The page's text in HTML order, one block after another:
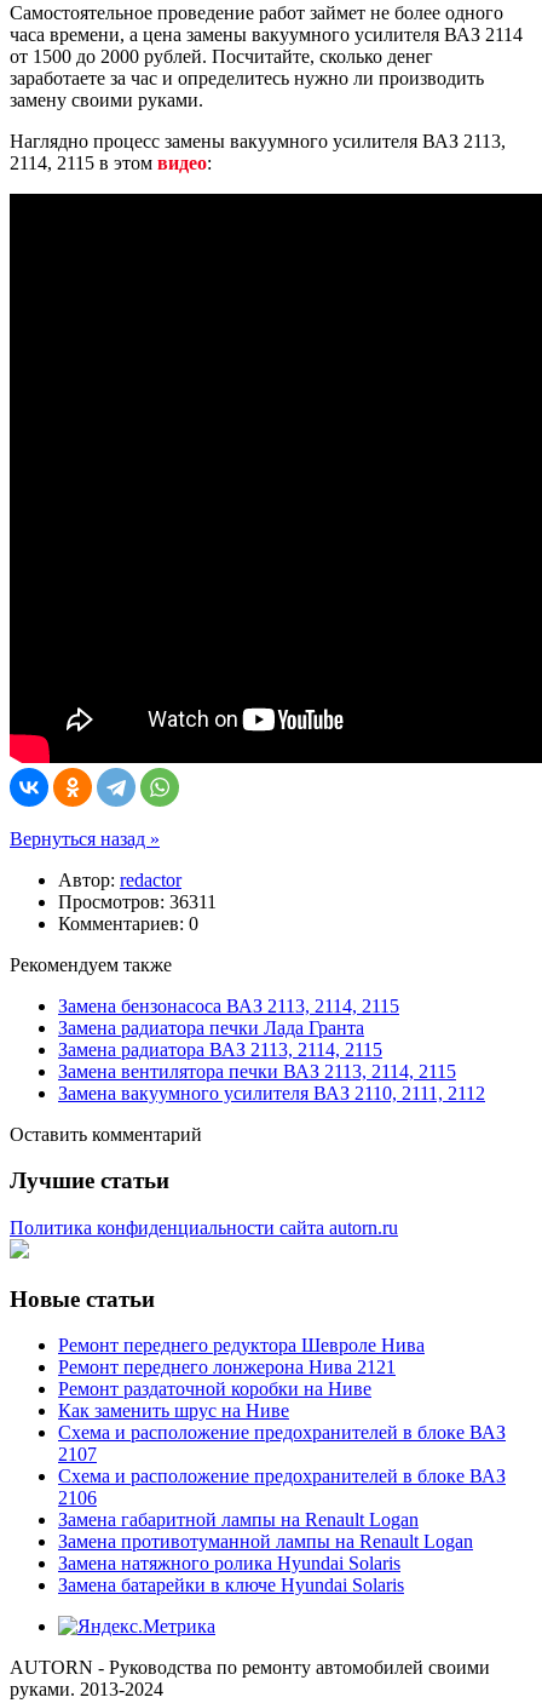
Самостоятельное проведение работ займет не более одного
часа времени, а цена замены вакуумного усилителя ВАЗ 2114
от 1500 до 2000 рублей. Посчитайте, сколько денег
заработаете за час и определитесь нужно ли производить
замену своими руками.
Наглядно процесс замены вакуумного усилителя ВАЗ 2113,
2114, 2115 в этом видео:
Вернуться назад »
Автор: redactor
Просмотров: 36311
Комментариев: 0
Рекомендуем также
Замена бензонасоса ВАЗ 2113, 2114, 2115
Замена радиатора печки Лада Гранта
Замена радиатора ВАЗ 2113, 2114, 2115
Замена вентилятора печки ВАЗ 2113, 2114, 2115
Замена вакуумного усилителя ВАЗ 2110, 2111, 2112
Оставить комментарий
Лучшие статьи
Политика конфиденциальности сайта autorn.ru
Новые статьи
Ремонт переднего редуктора Шевроле Нива
Ремонт переднего лонжерона Нива 2121
Ремонт раздаточной коробки на Ниве
Как заменить шрус на Ниве
Схема и расположение предохранителей в блоке ВАЗ
2107
Схема и расположение предохранителей в блоке ВАЗ
2106
Замена габаритной лампы на Renault Logan
Замена противотуманной лампы на Renault Logan
Замена натяжного ролика Hyundai Solaris
Замена батарейки в ключе Hyundai Solaris
AUTORN - Руководства по ремонту автомобилей своими
руками. 2013-2024